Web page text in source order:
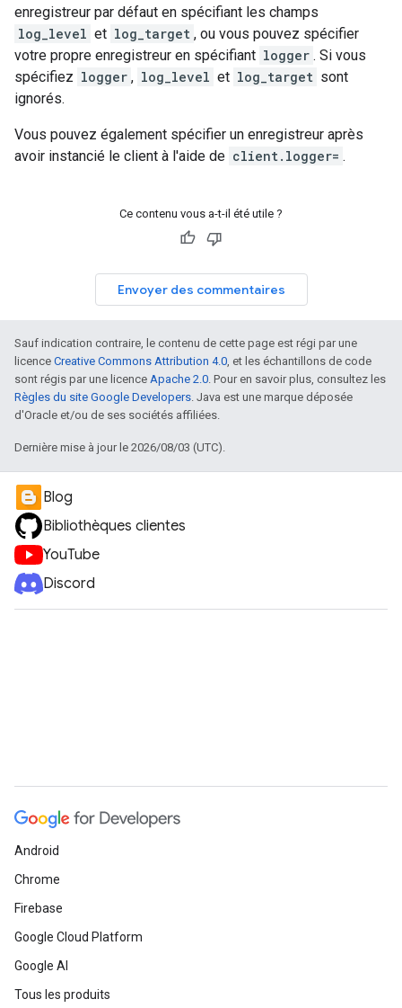
enregistreur par défaut en spécifiant les champs
log_level et log_target , ou vous pouvez spécifier
votre propre enregistreur en spécifiant logger . Si vous
spécifiez logger , log_level et log_target sont
ignorés.
Vous pouvez également spécifier un enregistreur après
avoir instancié le client à l'aide de client.logger= .
Ce contenu vous a-t-il été utile ?
Envoyer des commentaires
Sauf indication contraire, le contenu de cette page est régi par une
licence Creative Commons Attribution 4.0, et les échantillons de code
sont régis par une licence Apache 2.0. Pour en savoir plus, consultez les
Règles du site Google Developers. Java est une marque déposée
d'Oracle et/ou de ses sociétés affiliées.
Dernière mise à jour le 2026/08/03 (UTC).
Blog
Bibliothèques clientes
YouTube
Discord
Android
Chrome
Firebase
Google Cloud Platform
Google AI
Tous les produits